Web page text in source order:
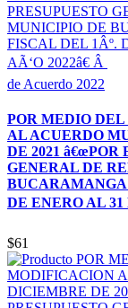
de Acuerdo 2022
POR MEDIO
AL ACUERDO
DE 2021 â€œPOR
GENERAL DE
DE ENERO AL 31
$61